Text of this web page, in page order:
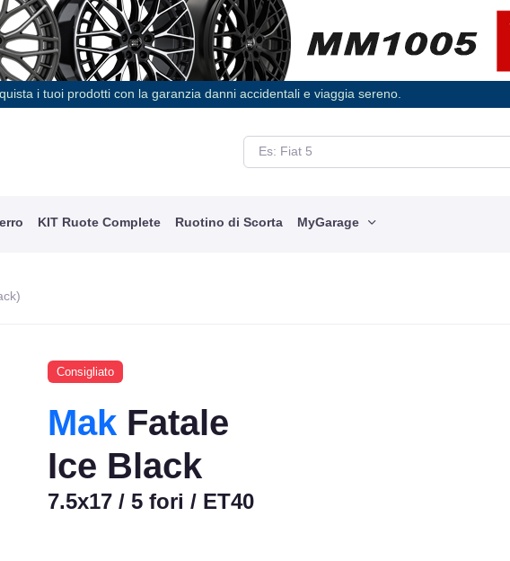
i tuoi prodotti con la garanzia danni accidentali e viaggia sereno.
KIT Ruote Complete Ruotino di Scorta MyGarage
Consigliato
Mak Fatale
Ice Black
7.5x17 / 5 fori / ET40